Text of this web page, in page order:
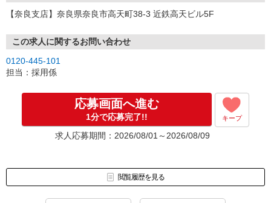
【奈良支店】奈良県奈良市高天町38-3 近鉄高天ビル5F
この求人に関するお問い合わせ
0120-445-101
担当：採用係
応募画面へ進む
1分で応募完了!! キープ
求人応募期間：2026/08/01～2026/08/09
閲覧履歴を見る